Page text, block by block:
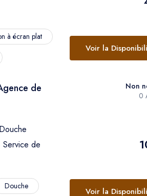
à écran plat
Voir la
de
Service de
Douche
Non
0
Voir la